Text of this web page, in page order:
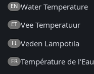
EN Water Temperature
ET Vee Temperatuur
FI Veden Lämpötila
FR Température de l'Eau